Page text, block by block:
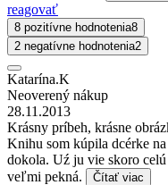
reagovať
8 pozitívne hodnotenia8
2 negatívne hodnotenia2
Katarína.K
Neoverený nákup
28.11.2013
Krásny príbeh, krásne
Knihu som kúpila dcérke
dokola. Uź ju vie skoro
veľmi pekná.
Čítať viac